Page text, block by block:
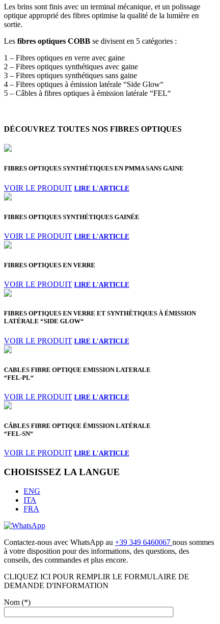
Les brins sont finis avec un terminal mécanique, et un polissage
optique approprié des fibres optimise la qualité de la lumière en
sortie.
Les fibres optiques COBB se divisent en 5 catégories :
1 – Fibres optiques en verre avec gaine
2 – Fibres optiques synthétiques avec gaine
3 – Fibres optiques synthétiques sans gaine
4 – Fibres optiques à émission latérale “Side Glow“
5 – Câbles à fibres optiques à émission latérale “FEL“
DÉCOUVREZ TOUTES NOS FIBRES OPTIQUES
FIBRES OPTIQUES SYNTHÉTIQUES EN PMMA SANS GAINE
VOIR LE PRODUIT
FIBRES OPTIQUES SYNTHÉTIQUES GAINÉE
VOIR LE PRODUIT
FIBRES OPTIQUES EN VERRE
VOIR LE PRODUIT
FIBRES OPTIQUES EN VERRE ET SYNTHÉTIQUES À ÉMISSION
LATÉRALE “SIDE GLOW“
VOIR LE PRODUIT
CABLES FIBRE OPTIQUE EMISSION LATERALE
“FEL-PL“
VOIR LE PRODUIT
CÂBLES FIBRE OPTIQUE ÉMISSION LATÉRALE
“FEL-SN“
VOIR LE PRODUIT
CHOISISSEZ LA LANGUE
ENG
ITA
FRA
Contactez-nous avec WhatsApp au +39 349 6460067 nous sommes
à votre disposition pour des informations, des questions, des
conseils, des commandes et plus encore.
CLIQUEZ ICI POUR REMPLIR LE FORMULAIRE DE
DEMANDE D'INFORMATION
Nom (*)